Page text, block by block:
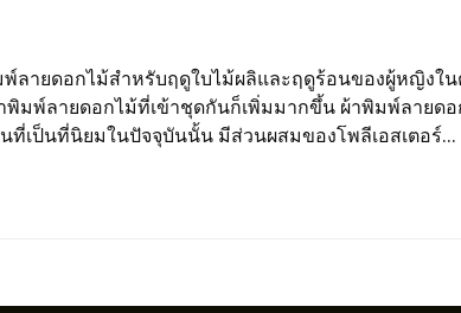
ลายดอกไม้สำหรับฤดูใบไม้ผลิและฤดูร้อนของผู้หญิงใน
พิมพ์ลายดอกไม้ที่เข้าชุดกันก็เพิ่มมากขึ้น ผ้าพิมพ์ลายดอ
เป็นที่นิยมในปัจจุบันนั้น มีส่วนผสมของโพลีเอสเตอร์...